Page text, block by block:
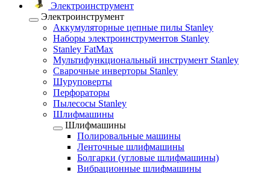
Электроинструмент
Электроинструмент
Аккумуляторные цепные пилы Stanley
Наборы электроинструментов Stanley
Stanley FatMax
Мультифункциональный инструмент Stanley
Сварочные инверторы Stanley
Шуруповерты
Перфораторы
Пылесосы Stanley
Шлифмашины
Шлифмашины
Полировальные машины
Ленточные шлифмашины
Болгарки (угловые шлифмашины)
Вибрационные шлифмашины